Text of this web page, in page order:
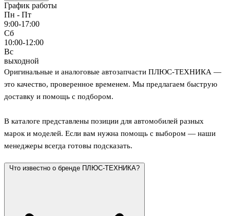
График работы
Пн - Пт
9:00-17:00
Сб
10:00-12:00
Вс
выходной
Оригинальные и аналоговые автозапчасти ПЛЮС-ТЕХНИКА —
это качество, проверенное временем. Мы предлагаем быструю
доставку и помощь с подбором.
В каталоге представлены позиции для автомобилей разных
марок и моделей. Если вам нужна помощь с выбором — наши
менеджеры всегда готовы подсказать.
Что известно о бренде ПЛЮС-ТЕХНИКА?